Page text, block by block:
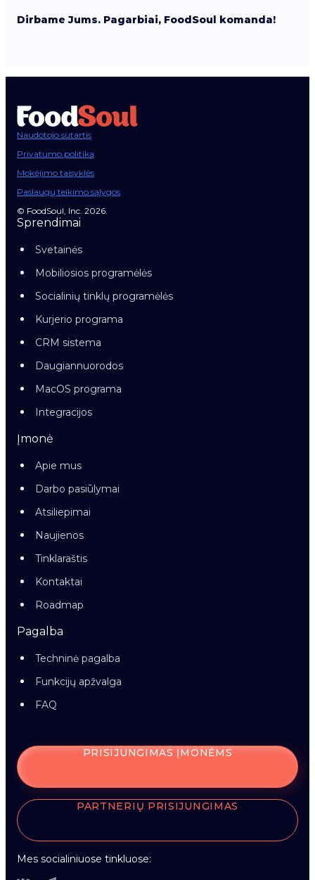
Dirbame Jums. Pagarbiai, FoodSoul komanda!
Naudotojo sutartis
Privatumo politika
Mokėjimo taisyklės
Paslaugų teikimo sąlygos
© FoodSoul, Inc. 2026.
Sprendimai
Svetainės
Mobiliosios programėlės
Socialinių tinklų programėlės
Kurjerio programa
CRM sistema
Daugiannuorodos
MacOS programa
Integracijos
Įmonė
Apie mus
Darbo pasiūlymai
Atsiliepimai
Naujienos
Tinklaraštis
Kontaktai
Roadmap
Pagalba
Techninė pagalba
Funkcijų apžvalga
FAQ
PRISIJUNGIMAS ĮMONĖMS
PARTNERIŲ PRISIJUNGIMAS
Mes socialiniuose tinkluose: